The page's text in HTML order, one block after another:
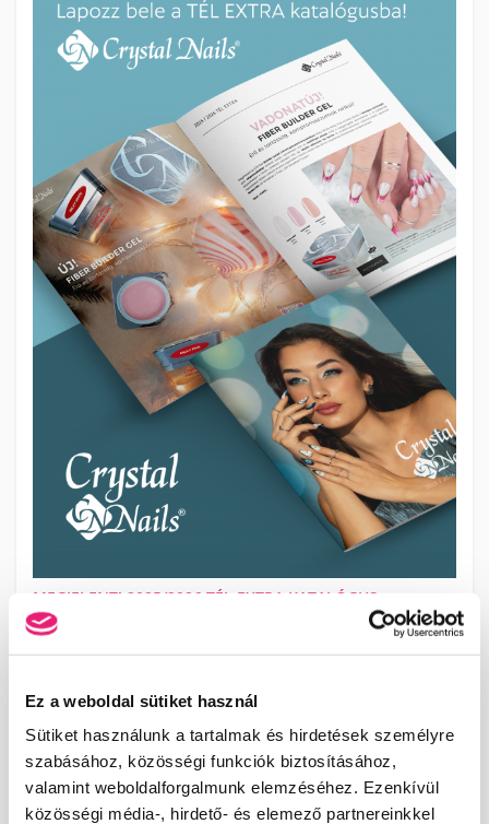
Ez a weboldal sütiket használ
Sütiket használunk a tartalmak és hirdetések személyre
szabásához, közösségi funkciók biztosításához,
valamint weboldalforgalmunk elemzéséhez. Ezenkívül
közösségi média-, hirdető- és elemező partnereinkkel
MEGJELENT! 2025/2026 TÉL EXTRA KATALÓGUS
A KÖRMÖSNAPON megjelent TÉL EXTRA KATALÓGUSBAN megtalálod
KOSÁR TARTALMA